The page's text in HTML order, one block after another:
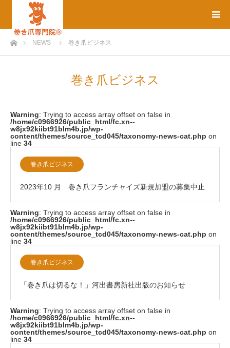
ホームNEWS 巻き爪ビジネス
巻き爪ビジネス
Warning: Trying to access array offset on false in
/home/c0966926/public_html/fc.xn--
w8jx92kiibt91blm4b.jp/wp-
content/themes/source_tcd045/taxonomy-news-cat.php on
line 34
巻き爪ビジネス
2023年10 月 巻き爪フランチャイズ新規加盟の募集中止
のお知らせ
Warning: Trying to access array offset on false in
/home/c0966926/public_html/fc.xn--
w8jx92kiibt91blm4b.jp/wp-
content/themes/source_tcd045/taxonomy-news-cat.php on
line 34
巻き爪ビジネス
「巻き爪は切るな！」河出書房新社出版のお知らせ
Warning: Trying to access array offset on false in
/home/c0966926/public_html/fc.xn--
w8jx92kiibt91blm4b.jp/wp-
content/themes/source_tcd045/taxonomy-news-cat.php on
line 34